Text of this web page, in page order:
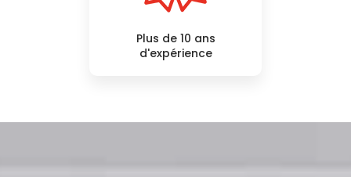
Plus de 10 ans
d'expérience